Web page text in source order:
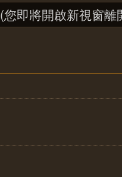
(您即將開啟新視窗離